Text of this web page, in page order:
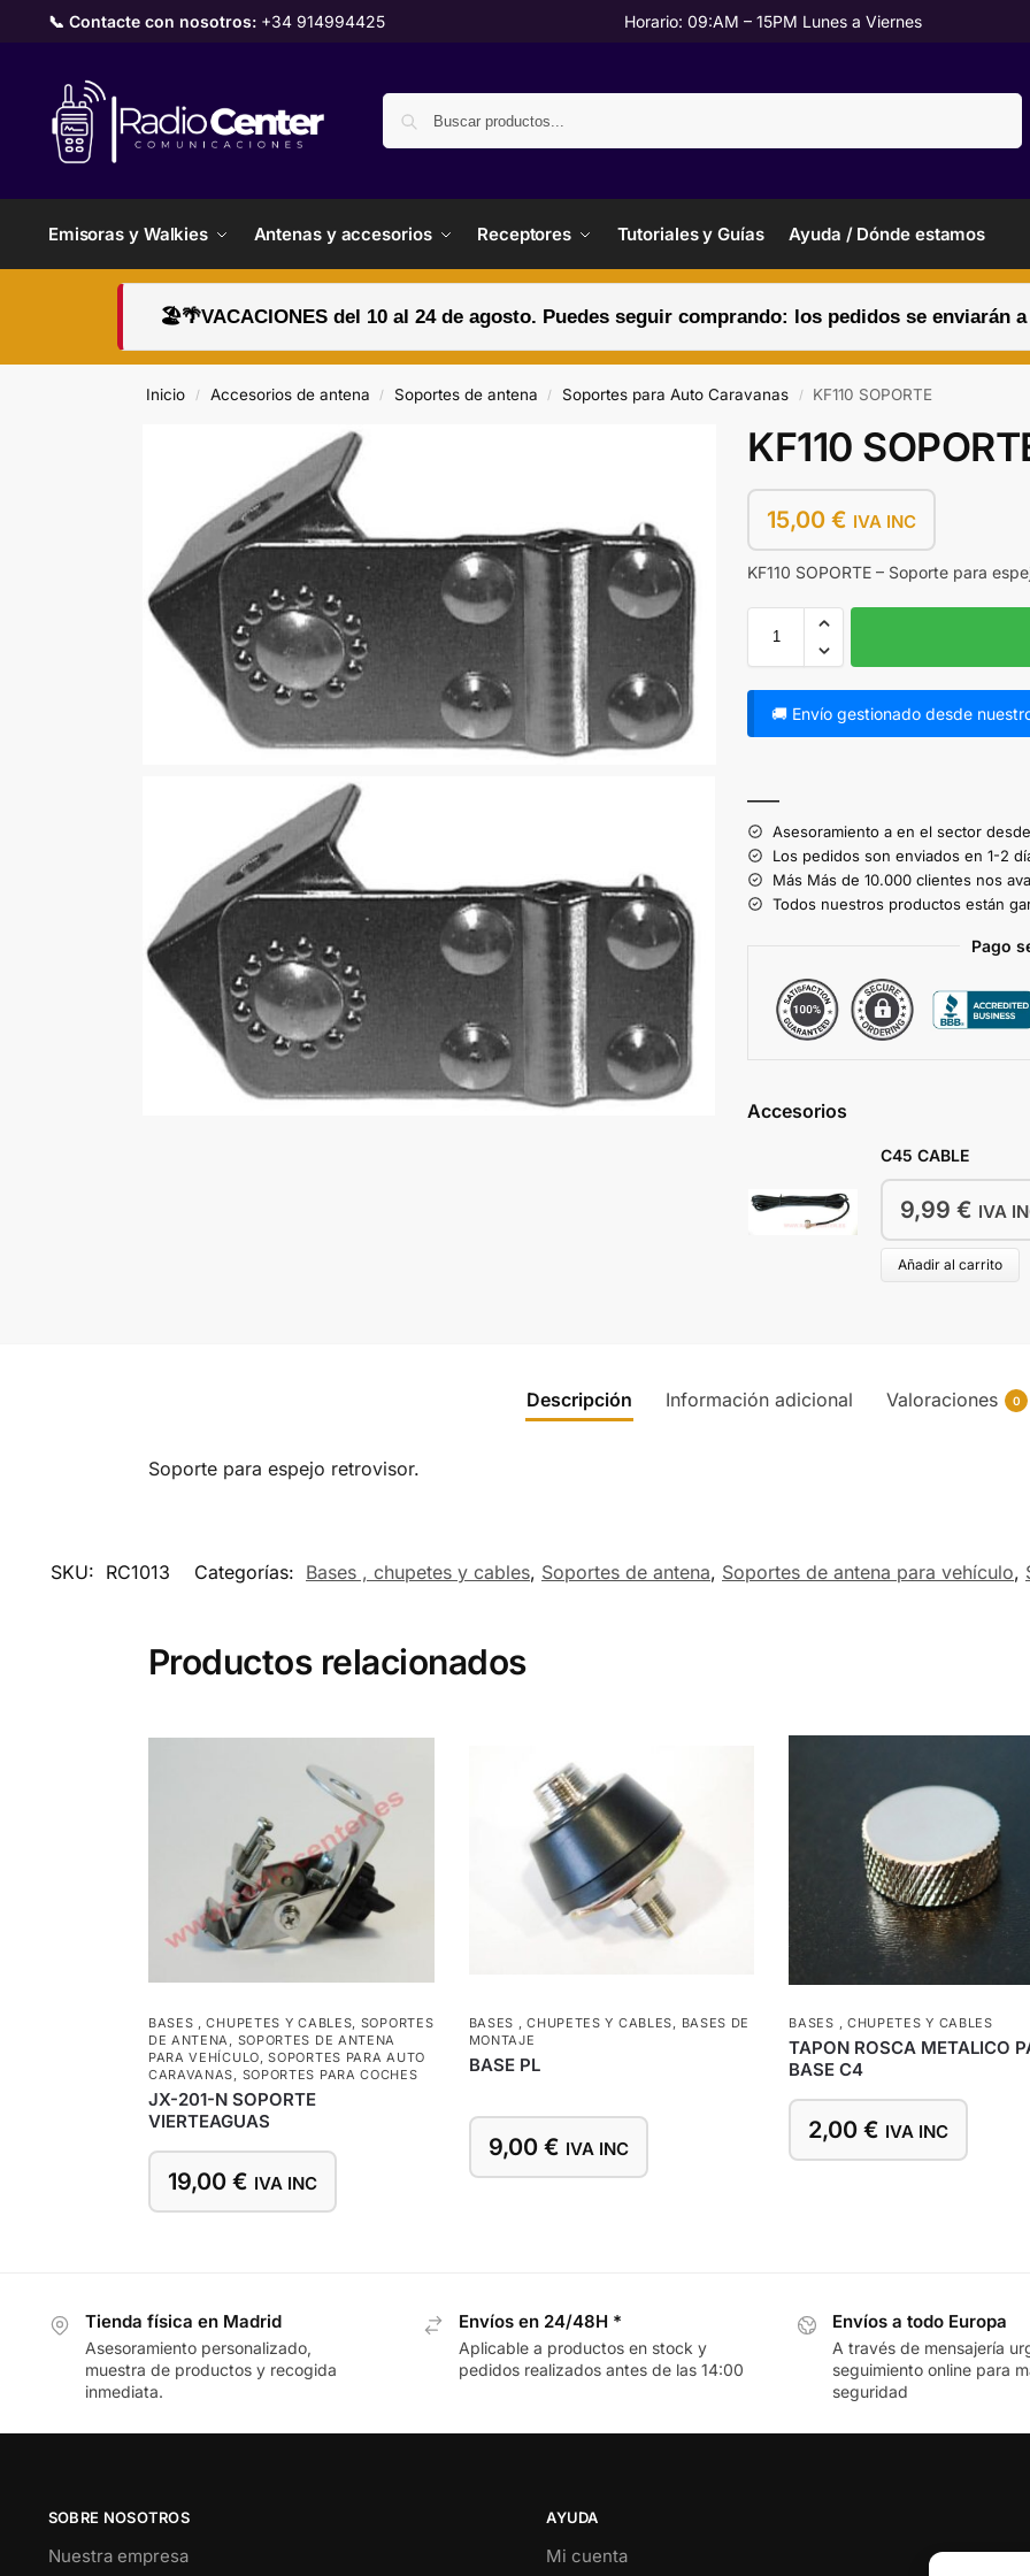
📞 Contacte con nosotros: +34 914994425 Horario: 09:AM – 15PM Lunes a Viernes
Emisoras y Walkies Antenas y accesorios Receptores Tutoriales y Guías Ayuda / Dónde estamos
🏖️🌴VACACIONES del 10 al 24 de agosto. Puedes seguir comprando: los pedidos se enviarán
Inicio / Accesorios de antena / Soportes de antena / Soportes para Auto Caravanas / KF110 SOPORTE
KF110
15,00€ IVA INC
KF110 SOPORTE – Soporte para
🚚 Envío gestionado desde
l
t
e
r
n
——
Asesoramiento a en el sector desde
Los pedidos son enviados en 1-2
Más Más de 10.000 clientes nos
Todos nuestros productos están
Pago
Accesorios
C45 CABLE
9,99€ IVA
Añadir al carrito
Descripción Información adicional Valoraciones 0
Soporte para espejo retrovisor.
SKU: RC1013 Categorías: Bases , chupetes y cables, Soportes de antena, Soportes de antena para vehículo,
Productos relacionados
BASES , CHUPETES Y CABLES, SOPORTES
DE ANTENA, SOPORTES DE ANTENA
PARA VEHÍCULO,SOPORTES PARA AUTO
CARAVANAS, SOPORTES PARA COCHES
JX-201-N SOPORTE
VIERTEAGUAS
19,00 € IVA INC
BASES , CHUPETES Y CABLES, BASES DE
MONTAJE
BASE PL
9,00 € IVA INC
BASES , CHUPETES Y CABLES
TAPON ROSCA METALICO
BASE C4
2,00€ IVA INC
Tienda física en Madrid
Asesoramiento personalizado,
muestra de productos y recogida
inmediata.
Envíos en 24/48H *
Aplicable a productos en stock y
pedidos realizados antes de las 14:00
Envíos a todo Europa
A través de mensajería
seguimiento online para
seguridad
SOBRE NOSOTROS
Nuestra empresa
AYUDA
Mi cuenta